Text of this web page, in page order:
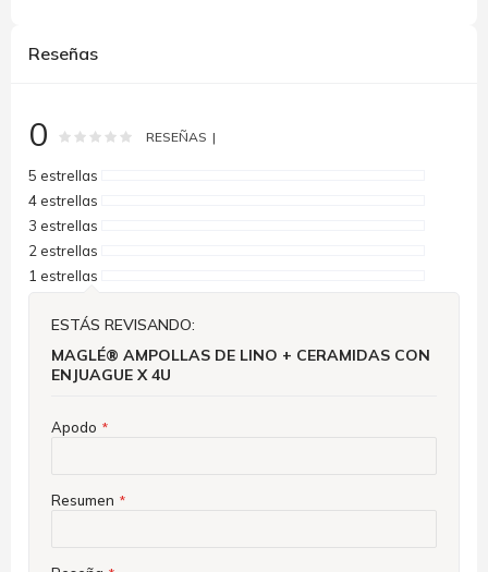
Reseñas
0 Rating: % of100
RESEÑAS
5 estrellas
4 estrellas
3 estrellas
2 estrellas
1 estrellas
ESTÁS REVISANDO:
MAGLÉ® AMPOLLAS DE LINO + CERAMIDAS CON
ENJUAGUE X 4U
Apodo
Resumen